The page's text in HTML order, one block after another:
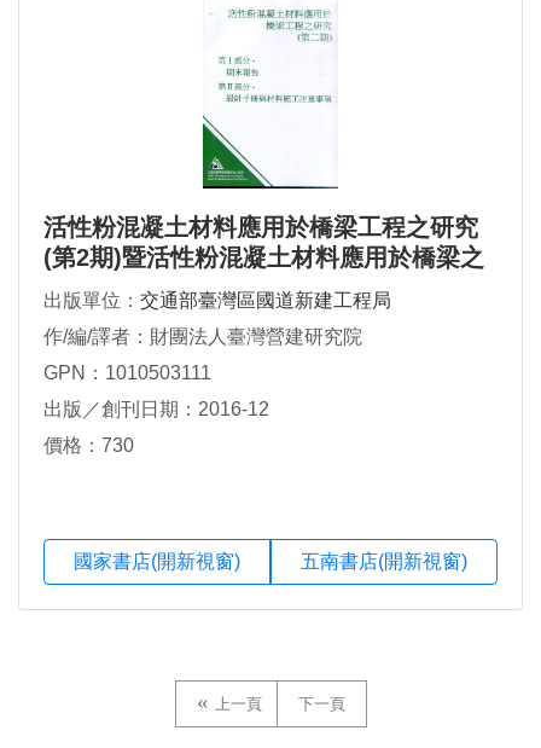
活性粉混凝土材料應用於橋梁工程之研究
(第2期)暨活性粉混凝土材料應用於橋梁之
設計手冊與材料施工注意事項
出版單位： 交通部臺灣區國道新建工程局
作/編/譯者：財團法人臺灣營建研究院
GPN：1010503111
出版／創刊日期：2016-12
價格：730
國家書店(開新視窗) 五南書店(開新視窗)
上一頁 下一頁